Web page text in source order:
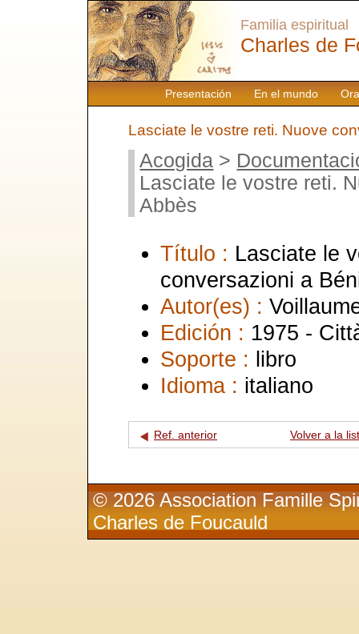
Presentación En el mundo
Familia espiritual
Charles de
Lasciate le vostre reti. Nuove
Acogida >
Lasciate le vostre reti.
Abbès
Título : Lasciate le
conversazioni a
Autor(es) :
Edición : 1975 -
Soporte : libro
Idioma : italiano
Ref. anterior Volver a la
© 2026 Association Famille
Charles de Foucauld